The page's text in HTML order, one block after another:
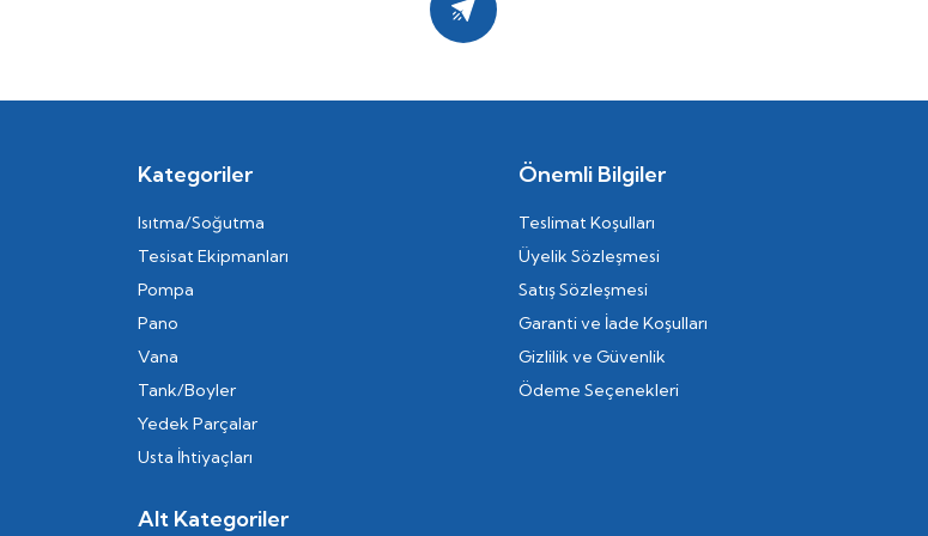
Kayıt Ol
Kategoriler
Isıtma/Soğutma
Tesisat Ekipmanları
Pompa
Pano
Vana
Tank/Boyler
Yedek Parçalar
Usta İhtiyaçları
Önemli Bilgiler
Teslimat Koşulları
Üyelik Sözleşmesi
Satış Sözleşmesi
Garanti ve İade Koşulları
Gizlilik ve Güvenlik
Ödeme Seçenekleri
Alt Kategoriler